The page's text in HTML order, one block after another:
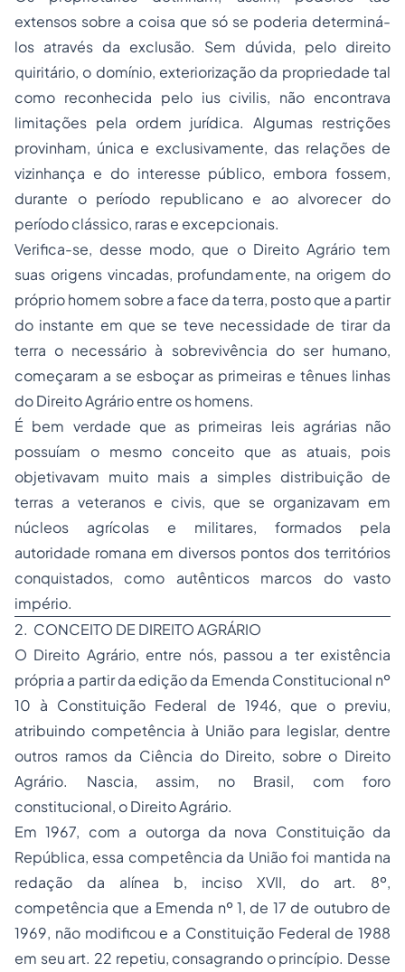
extensos sobre a coisa que só se poderia determiná-
los através da exclusão. Sem dúvida, pelo direito
quiritário, o domínio, exteriorização da propriedade tal
como reconhecida pelo ius civilis, não encontrava
limitações pela ordem jurídica. Algumas restrições
provinham, única e exclusivamente, das relações de
vizinhança e do interesse público, embora fossem,
durante o período republicano e ao alvorecer do
período clássico, raras e excepcionais.
Verifica-se, desse modo, que o Direito Agrário tem
suas origens vincadas, profundamente, na origem do
próprio homem sobre a face da terra, posto que a partir
do instante em que se teve necessidade de tirar da
terra o necessário à sobrevivência do ser humano,
começaram a se esboçar as primeiras e tênues linhas
do Direito Agrário entre os homens.
É bem verdade que as primeiras leis agrárias não
possuíam o mesmo conceito que as atuais, pois
objetivavam muito mais a simples distribuição de
terras a veteranos e civis, que se organizavam em
núcleos agrícolas e militares, formados pela
autoridade romana em diversos pontos dos territórios
conquistados, como autênticos marcos do vasto
império.
2.  CONCEITO DE DIREITO AGRÁRIO
O Direito Agrário, entre nós, passou a ter existência
própria a partir da edição da Emenda Constitucional nº
10 à Constituição Federal de 1946, que o previu,
atribuindo competência à União para legislar, dentre
outros ramos da Ciência do Direito, sobre o Direito
Agrário. Nascia, assim, no Brasil, com foro
constitucional, o Direito Agrário.
Em 1967, com a outorga da nova Constituição da
República, essa competência da União foi mantida na
redação da alínea b, inciso XVII, do art. 8º,
competência que a Emenda nº 1, de 17 de outubro de
1969, não modificou e a Constituição Federal de 1988
em seu art. 22 repetiu, consagrando o princípio. Desse